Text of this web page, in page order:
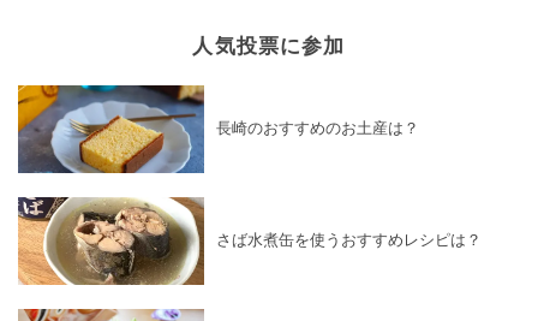
人気投票に参加
長崎のおすすめのお土産は？
さば水煮缶を使うおすすめレシピは？